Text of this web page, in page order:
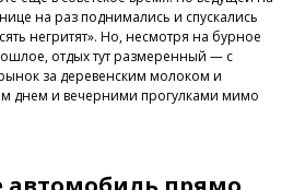
на раз поднимались и спускались
негритят». Но, несмотря на бурное
отдых тут размеренный — с
за деревенским молоком и
днем и вечерними прогулками мимо